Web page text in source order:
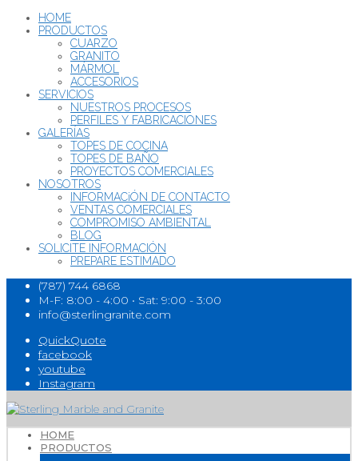
HOME
PRODUCTOS
CUARZO
GRANITO
MÁRMOL
ACCESORIOS
SERVICIOS
NUESTROS PROCESOS
PERFILES Y FABRICACIONES
GALERÍAS
TOPES DE COCINA
TOPES DE BAÑO
PROYECTOS COMERCIALES
NOSOTROS
INFORMACiÓN DE CONTACTO
VENTAS COMERCIALES
COMPROMISO AMBIENTAL
BLOG
SOLICITE INFORMACIÓN
PREPARE ESTIMADO
(787) 744 6868
M-F: 8:00 - 4:00 • Sat: 9:00 - 3:00
info@sterlingranite.com
QuickQuote
facebook
youtube
Instagram
HOME
PRODUCTOS